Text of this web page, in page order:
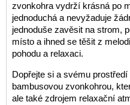
zvonkohra vydrží krásná po
jednoduchá a nevyžaduje
jednoduše zavěsit na strom,
místo a ihned se těšit z
pohodu a relaxaci.
Dopřejte si a svému
bambusovou zvonkohrou,
ale také zdrojem relaxační